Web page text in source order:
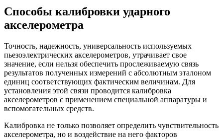
Способы калибровки ударного
акселерометра
Точность, надежность, универсальность используемых
пьезоэлектрических акселерометров, утрачивает свое
значение, если нельзя обеспечить прослеживаемую связь
результатов полученных измерений с абсолютным эталоном
единиц соответствующих фактическим величинам. Для
установления этой связи проводится калибровка
акселерометров с применением специальной аппаратуры и
вспомогательных средств.
Калибровка не только позволяет определить чувствительность
акселерометра, но и воздействие на него факторов